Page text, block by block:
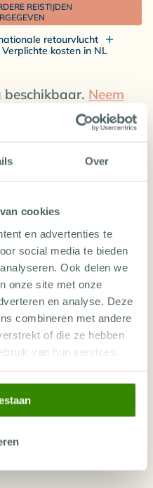
Over
cookies
en advertenties te
social media te bieden
Ook delen we
onze site met onze
en analyse. Deze
combineren met andere
of die ze hebben
van hun services.
REISTIJDEN
retourvlucht
Verplichte kosten in NL
Neem
DUIKVAKANTIES
DE BAHAMA'S